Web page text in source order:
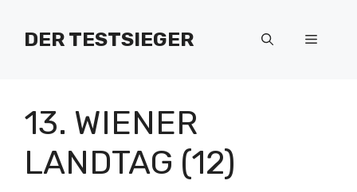
Inhalt
springenDER TESTSIEGER Menü
13. WIENER
LANDTAG (12)